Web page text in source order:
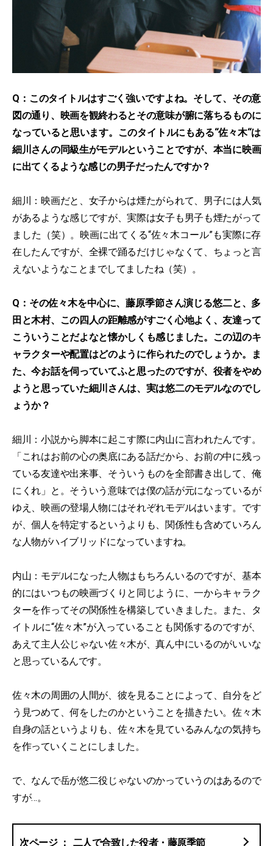
Q：このタイトルはすごく強いですよね。そして、その意
図の通り、映画を観終わるとその意味が腑に落ちるものに
なっていると思います。このタイトルにもある“佐々木“は
細川さんの同級生がモデルということですが、本当に映画
に出てくるような感じの男子だったんですか？
細川：映画だと、女子からは煙たがられて、男子には人気
があるような感じですが、実際は女子も男子も煙たがって
ました（笑）。映画に出てくる“佐々木コール”も実際に存
在したんですが、全裸で踊るだけじゃなくて、ちょっと言
えないようなことまでしてましたね（笑）。
Q：その佐々木を中心に、藤原季節さん演じる悠二と、多
田と木村、この四人の距離感がすごく心地よく、友達って
こういうことだよなと懐かしくも感じました。この辺のキ
ャラクターや配置はどのように作られたのでしょうか。ま
た、今お話を伺っていてふと思ったのですが、役者をやめ
ようと思っていた細川さんは、実は悠二のモデルなのでし
ょうか？
細川：小説から脚本に起こす際に内山に言われたんです。
「これはお前の心の奥底にある話だから、お前の中に残っ
ている友達や出来事、そういうものを全部書き出して、俺
にくれ」と。そういう意味では僕の話が元になっているが
ゆえ、映画の登場人物にはそれぞれモデルはいます。です
が、個人を特定するというよりも、関係性も含めていろん
な人物がハイブリッドになっていますね。
内山：モデルになった人物はもちろんいるのですが、基本
的にはいつもの映画づくりと同じように、一からキャラク
ターを作ってその関係性を構築していきました。また、タ
イトルに“佐々木”が入っていることも関係するのですが、
あえて主人公じゃない佐々木が、真ん中にいるのがいいな
と思っているんです。
佐々木の周囲の人間が、彼を見ることによって、自分をど
う見つめて、何をしたのかということを描きたい。佐々木
自身の話というよりも、佐々木を見ているみんなの気持ち
を作っていくことにしました。
で、なんで岳が悠二役じゃないのかっていうのはあるので
すが…。
二人で合致した役者・藤原季節